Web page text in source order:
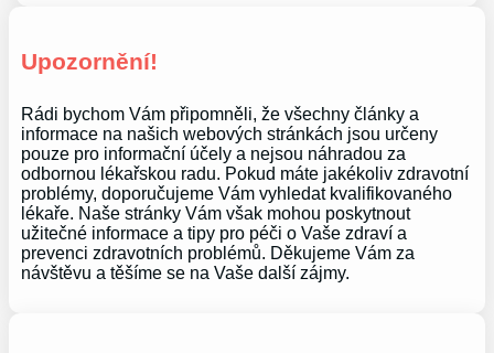
Upozornění!
Rádi bychom Vám připomněli, že všechny články a
informace na našich webových stránkách jsou určeny
pouze pro informační účely a nejsou náhradou za
odbornou lékařskou radu. Pokud máte jakékoliv zdravotní
problémy, doporučujeme Vám vyhledat kvalifikovaného
lékaře. Naše stránky Vám však mohou poskytnout
užitečné informace a tipy pro péči o Vaše zdraví a
prevenci zdravotních problémů. Děkujeme Vám za
návštěvu a těšíme se na Vaše další zájmy.